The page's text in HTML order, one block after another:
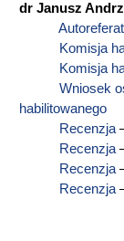
dr Janusz
Autoreferat
Komisja
Komisja
Wniosek
habilitowanego
Recenzja
Recenzja
Recenzja
Recenzja